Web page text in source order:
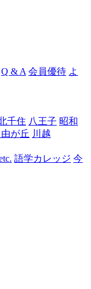
Q & A 会員優待 よ
千住 八王子 昭和
由が丘 川越
語学カレッジ 今